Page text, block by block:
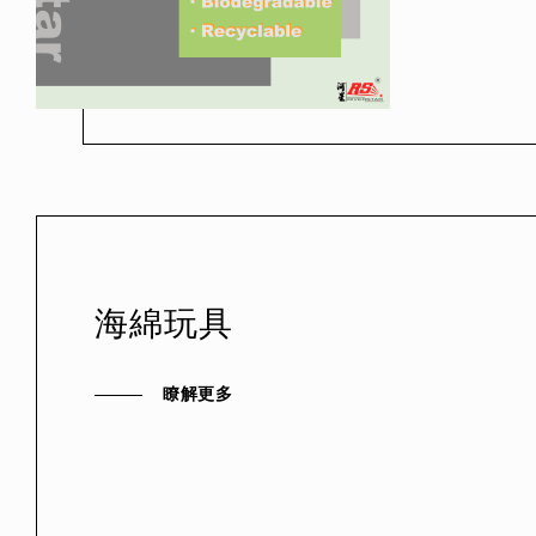
海綿玩具
瞭解更多